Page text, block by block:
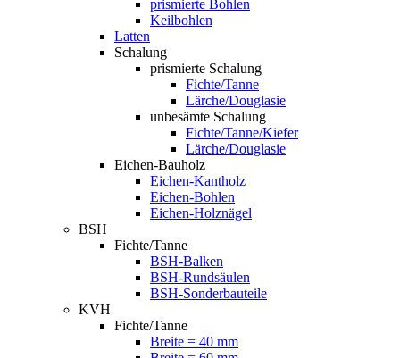
prismierte Bohlen
Keilbohlen
Latten
Schalung
prismierte Schalung
Fichte/Tanne
Lärche/Douglasie
unbesämte Schalung
Fichte/Tanne/Kiefer
Lärche/Douglasie
Eichen-Bauholz
Eichen-Kantholz
Eichen-Bohlen
Eichen-Holznägel
BSH
Fichte/Tanne
BSH-Balken
BSH-Rundsäulen
BSH-Sonderbauteile
KVH
Fichte/Tanne
Breite = 40 mm